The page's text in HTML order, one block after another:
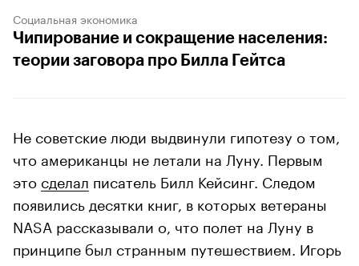
Социальная экономика
Чипирование и сокращение населения:
теории заговора про Билла Гейтса
Не советские люди выдвинули гипотезу о том,
что американцы не летали на Луну. Первым
это сделал писатель Билл Кейсинг. Следом
появились десятки книг, в которых ветераны
NASA рассказывали о, что полет на Луну в
принципе был странным путешествием. Игорь